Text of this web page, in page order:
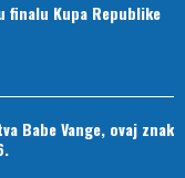
Kupa Republike
Babe Vange, ovaj znak